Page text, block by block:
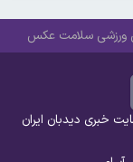
ورزشی سلامت عکس
خبری دیدبان ایران